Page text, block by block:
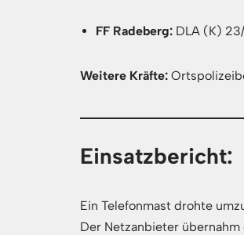
FF Radeberg: DLA (K)
Weitere Kräfte:
Einsatzbericht:
Ein Telefonmast drohte
Der Netzanbieter